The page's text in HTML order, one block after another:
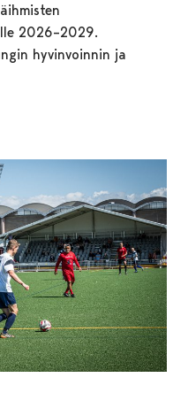
2026–2029.
hyvinvoinnin ja